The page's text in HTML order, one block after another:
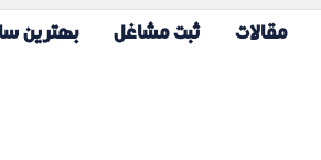
مقالات ثبت مشاغل بهترین